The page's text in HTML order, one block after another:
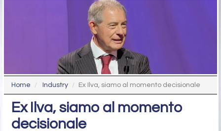
Home Industry Ex Ilva, siamo al momento decisionale
Ex Ilva, siamo al momento
decisionale